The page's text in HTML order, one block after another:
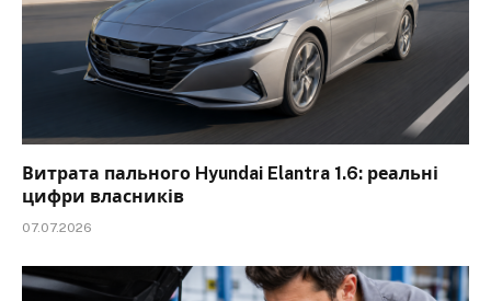
Витрата пального Hyundai Elantra 1.6: реальні
цифри власників
07.07.2026